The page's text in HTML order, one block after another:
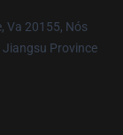
Va 20155, Nós
Jiangsu Province